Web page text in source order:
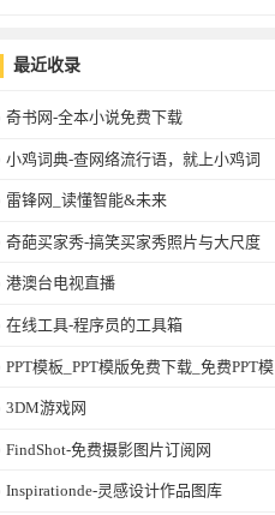
最近收录
奇书网-全本小说免费下载
小鸡词典-查网络流行语，就上小鸡词
雷锋网_读懂智能&未来
奇葩买家秀-搞笑买家秀照片与大尺度
港澳台电视直播
在线工具-程序员的工具箱
PPT模板_PPT模版免费下载_免费PPT模
3DM游戏网
FindShot-免费摄影图片订阅网
Inspirationde-灵感设计作品图库